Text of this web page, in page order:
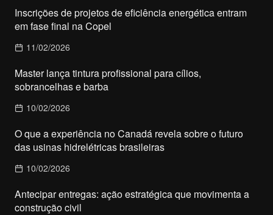
Inscrições de projetos de eficiência energética entram
em fase final na Copel
11/02/2026
Master lança tintura profissional para cílios,
sobrancelhas e barba
10/02/2026
O que a experiência no Canadá revela sobre o futuro
das usinas hidrelétricas brasileiras
10/02/2026
Antecipar entregas: ação estratégica que movimenta a
construção civil